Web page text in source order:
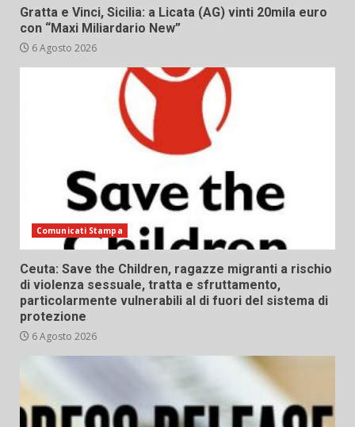
Gratta e Vinci, Sicilia: a Licata (AG) vinti 20mila euro
con “Maxi Miliardario New”
6 Agosto 2026
Comunicati Stampa
Ceuta: Save the Children, ragazze migranti a rischio
di violenza sessuale, tratta e sfruttamento,
particolarmente vulnerabili al di fuori del sistema di
protezione
6 Agosto 2026